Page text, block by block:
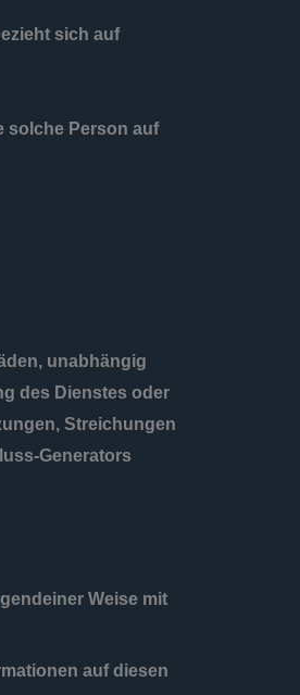
sich auf
solche Person auf
unabhängig
des Dienstes oder
Streichungen
Generators
Weise mit
auf diesen